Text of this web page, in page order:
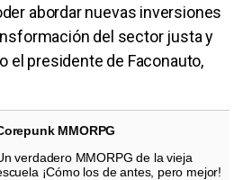
abordar nuevas inversiones
del sector justa y
el presidente de Faconauto,
MMORPG
verdadero MMORPG de la vieja
¡Cómo los de antes, pero mejor!